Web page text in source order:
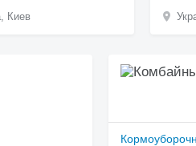
Киев